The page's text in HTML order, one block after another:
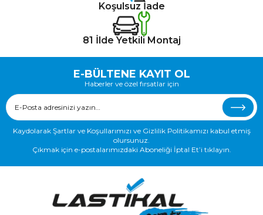
Koşulsuz İade
81 İlde Yetkili Montaj
E-BÜLTENE KAYIT OL
Haberler ve özel fırsatlar için
Kaydolarak Şartlar ve Koşullarımızı ve Gizlilik Politikamızı kabul etmiş
olursunuz.
Çıkmak için e-postalarımızdaki Aboneliği İptal Et’i tıklayın.